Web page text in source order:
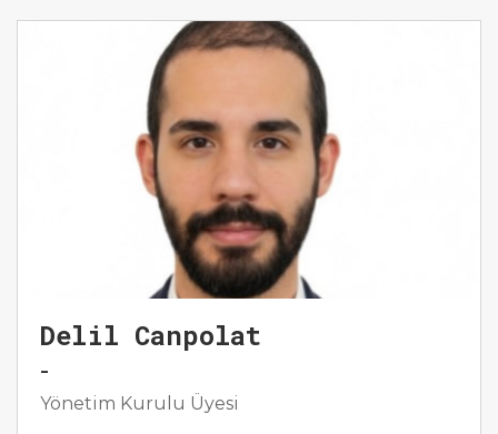
Delil Canpolat
-
Yönetim Kurulu Üyesi